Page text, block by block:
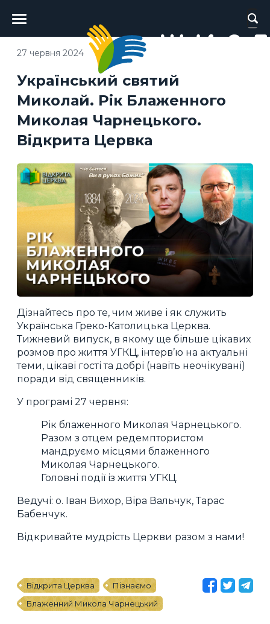
Головне
меню
Український святий
Миколай. Рік Блаженного
Миколая Чарнецького.
Відкрита Цервка
27 червня 2024
Дізнайтесь про те, чим живе і як служить
Українська Греко-Католицька Церква.
Тижневий випуск, в якому ще більше цікавих
розмов про життя УГКЦ, інтерв’ю на актуальні
теми, цікаві гості та добрі (навіть неочікувані)
поради від священників.
У програмі 27 червня:
Рік блаженного Миколая Чарнецького.
Разом з отцем редемптористом
мандруємо місцями блаженного
Миколая Чарнецького.
Головні події із життя УГКЦ.
Ведучі: о. Іван Вихор, Віра Вальчук, Тарас
Бабенчук.
Відкривайте мудрість Церкви разом з нами!
Відкрита Церква
Пізнаємо
Блаженний Микола Чарнецький